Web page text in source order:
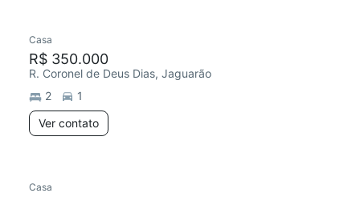
Casa
R$ 350.000
R. Coronel de Deus Dias, Jaguarão
2
1
Ver contato
Casa